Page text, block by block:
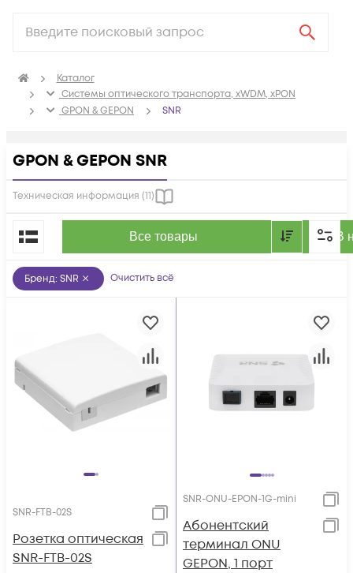
Каталог
Системы оптического транспорта, xWDM, xPON
GPON & GEPON
SNR
GPON & GEPON SNR
Техническая информация (11)
Все товары В
По популярности
Бренд: SNR Очистить всё
SNR-FTB-02S
Розетка оптическая
SNR-FTB-02S
SNR-ONU-EPON-1G-mini
Абонентский
терминал ONU
GEPON, 1 порт